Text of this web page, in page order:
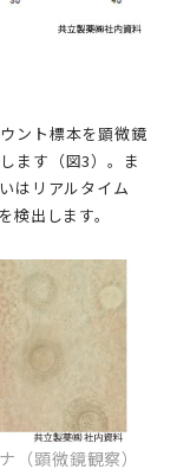
ント標本を顕微鏡
ます（図3）。ま
はリアルタイム
出します。
顕微鏡観察）